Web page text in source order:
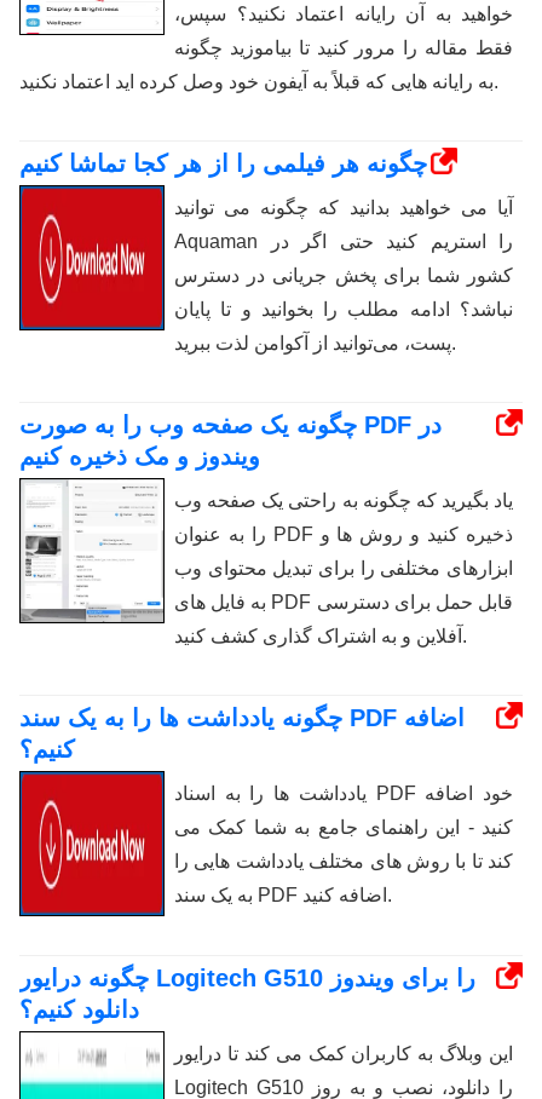
خواهید به آن رایانه اعتماد نکنید؟ سپس،
فقط مقاله را مرور کنید تا بیاموزید چگونه
به رایانه هایی که قبلاً به آیفون خود وصل کرده اید اعتماد نکنید.
چگونه هر فیلمی را از هر کجا تماشا کنیم
آیا می خواهید بدانید که چگونه می توانید
Aquaman را استریم کنید حتی اگر در
کشور شما برای پخش جریانی در دسترس
نباشد؟ ادامه مطلب را بخوانید و تا پایان
پست، می‌توانید از آکوامن لذت ببرید.
چگونه یک صفحه وب را به صورت PDF در
ویندوز و مک ذخیره کنیم
یاد بگیرید که چگونه به راحتی یک صفحه وب
را به عنوان PDF ذخیره کنید و روش ها و
ابزارهای مختلفی را برای تبدیل محتوای وب
به فایل های PDF قابل حمل برای دسترسی
آفلاین و به اشتراک گذاری کشف کنید.
چگونه یادداشت ها را به یک سند PDF اضافه
کنیم؟
یادداشت ها را به اسناد PDF خود اضافه
کنید - این راهنمای جامع به شما کمک می
کند تا با روش های مختلف یادداشت هایی را
به یک سند PDF اضافه کنید.
چگونه درایور Logitech G510 را برای ویندوز
دانلود کنیم؟
این وبلاگ به کاربران کمک می کند تا درایور
Logitech G510 را دانلود، نصب و به روز